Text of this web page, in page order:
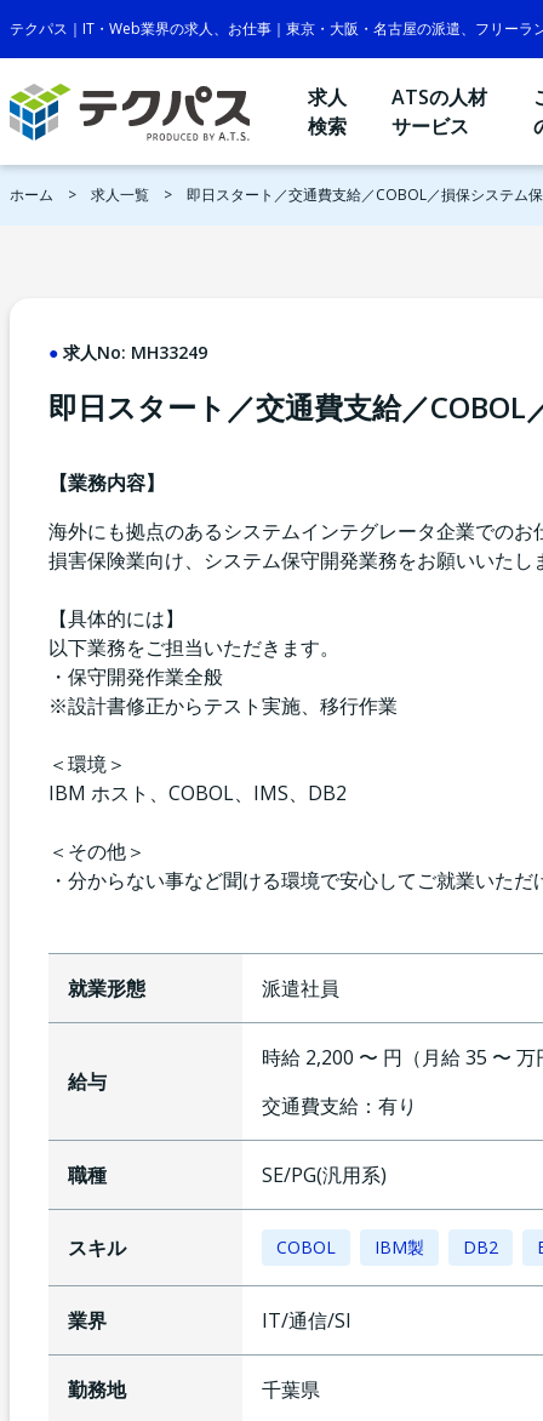
テクパス｜IT・Web業界の求人、お仕事｜東京・大阪・名古屋の派遣、フリーラ
求人
検索
ATSの人材
サービス
ホーム 求人一覧 即日スタート／交通費支給／COBOL／損保システム
求人No: MH33249
即日スタート／交通費支給／
【業務内容】
海外にも拠点のあるシステムインテグレータ企業でのお
損害保険業向け、システム保守開発業務をお願いいたし
【具体的には】
以下業務をご担当いただきます。
・保守開発作業全般
※設計書修正からテスト実施、移行作業
＜環境＞
IBM ホスト、COBOL、IMS、DB2
＜その他＞
・分からない事など聞ける環境で安心してご就業いただ
就業形態 派遣社員
給与
時給 2,200 〜 円（月給 35 〜 万
交通費支給： 有り
職種 SE/PG(汎用系)
スキル COBOL IBM製 DB2
業界 IT/通信/SI
勤務地 千葉県